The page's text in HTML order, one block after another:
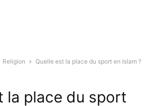
Religion Quelle est la place du sport en Islam ?
la place du sport